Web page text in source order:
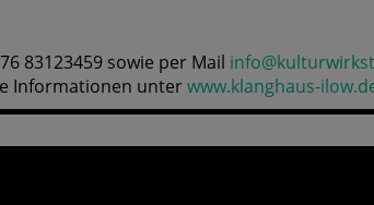
83123459 sowie per Mail
Informationen unterwww.klanghaus-